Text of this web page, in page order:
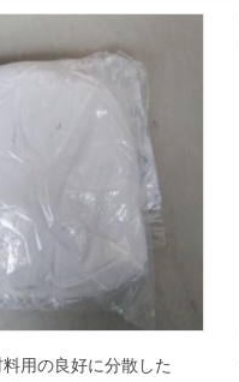
用の良好に分散した